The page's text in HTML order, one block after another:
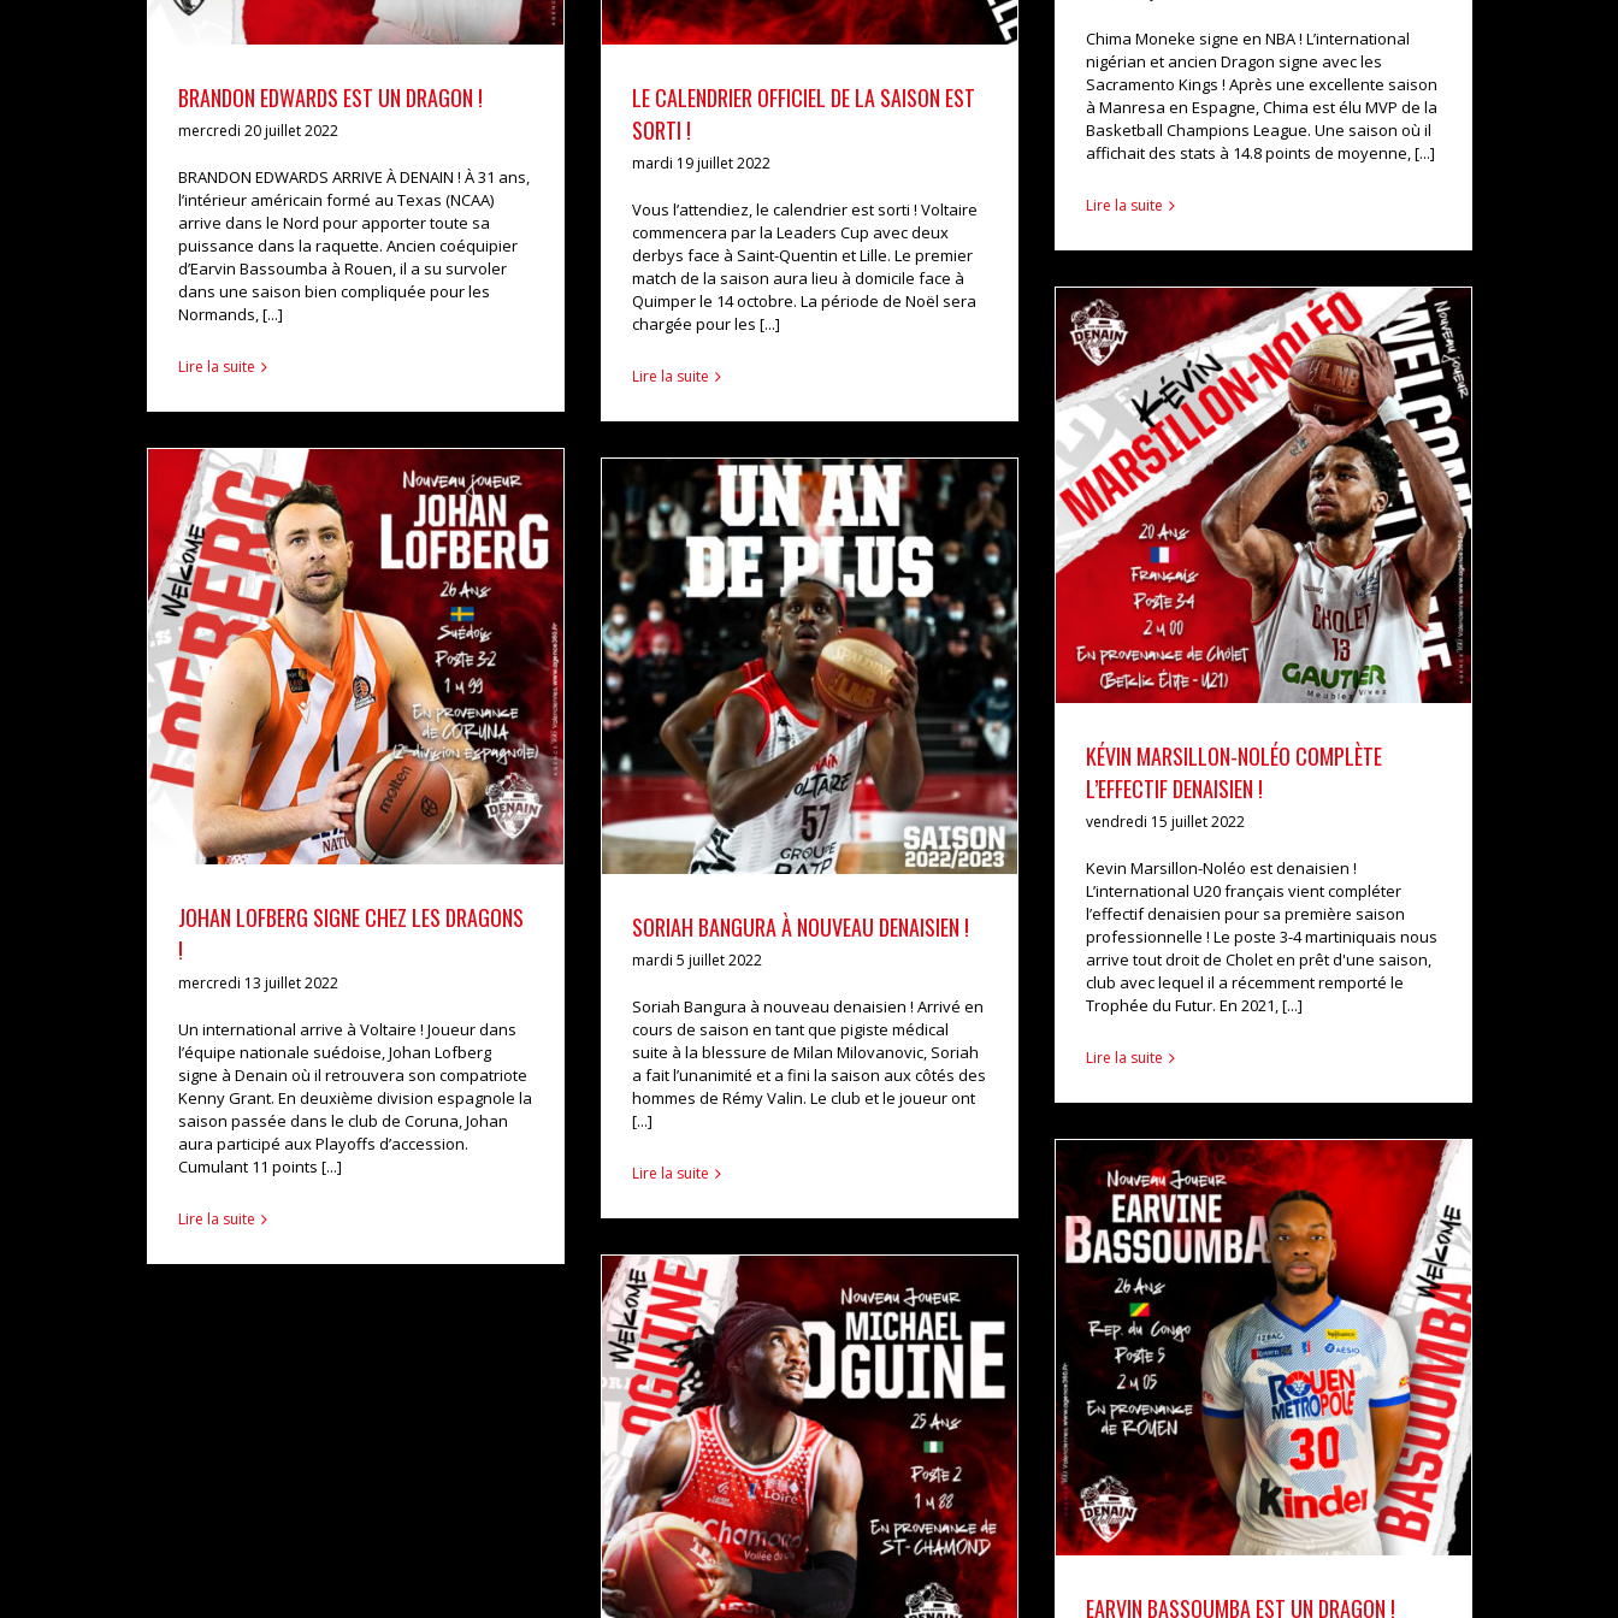
BRANDON EDWARDS EST UN DRAGON !
mercredi 20 juillet 2022
BRANDON EDWARDS ARRIVE À DENAIN ! À 31 ans,
l’intérieur américain formé au Texas (NCAA)
arrive dans le Nord pour apporter toute sa
puissance dans la raquette. Ancien coéquipier
d’Earvin Bassoumba à Rouen, il a su survoler
dans une saison bien compliquée pour les
Normands, [...]
Lire la suite
LE CALENDRIER OFFICIEL DE LA SAISON EST
SORTI !
mardi 19 juillet 2022
Vous l’attendiez, le calendrier est sorti ! Voltaire
commencera par la Leaders Cup avec deux
derbys face à Saint-Quentin et Lille. Le premier
match de la saison aura lieu à domicile face à
Quimper le 14 octobre. La période de Noël sera
chargée pour les [...]
Lire la suite
Chima Moneke signe en NBA ! L’international
nigérian et ancien Dragon signe avec les
Sacramento Kings ! Après une excellente saison
à Manresa en Espagne, Chima est élu MVP de la
Basketball Champions League. Une saison où il
affichait des stats à 14.8 points de moyenne, [...]
Lire la suite
KÉVIN MARSILLON-NOLÉO COMPLÈTE L’EFFECTIF
DENAISIEN !
actualités pro b
KÉVIN MARSILLON-NOLÉO COMPLÈTE
L’EFFECTIF DENAISIEN !
vendredi 15 juillet 2022
Kevin Marsillon-Noléo est denaisien !
L’international U20 français vient compléter
l’effectif denaisien pour sa première saison
professionnelle ! Le poste 3-4 martiniquais nous
arrive tout droit de Cholet en prêt d'une saison,
club avec lequel il a récemment remporté le
Trophée du Futur. En 2021, [...]
Lire la suite
JOHAN LOFBERG SIGNE CHEZ LES DRAGONS !
actualités pro b
JOHAN LOFBERG SIGNE CHEZ LES DRAGONS
!
mercredi 13 juillet 2022
Un international arrive à Voltaire ! Joueur dans
l’équipe nationale suédoise, Johan Lofberg
signe à Denain où il retrouvera son compatriote
Kenny Grant. En deuxième division espagnole la
saison passée dans le club de Coruna, Johan
aura participé aux Playoffs d’accession.
Cumulant 11 points [...]
Lire la suite
SORIAH BANGURA À NOUVEAU DENAISIEN !
actualités pro b
SORIAH BANGURA À NOUVEAU DENAISIEN !
mardi 5 juillet 2022
Soriah Bangura à nouveau denaisien ! Arrivé en
cours de saison en tant que pigiste médical
suite à la blessure de Milan Milovanovic, Soriah
a fait l’unanimité et a fini la saison aux côtés des
hommes de Rémy Valin. Le club et le joueur ont
[...]
Lire la suite
EARVIN BASSOUMBA EST UN DRAGON !
actualités pro b
EARVIN BASSOUMBA EST UN DRAGON !
MICHAEL OGUINE DÉBARQUE À DENAIN !
actualités pro b